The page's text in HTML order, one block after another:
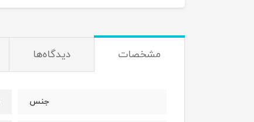
مشخصات دیدگاه‌ها
جنس